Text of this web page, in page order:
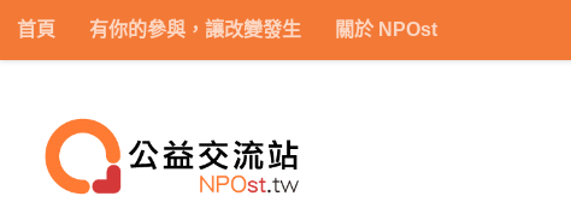
Skip to content
首頁 有你的參與，讓改變發生 關於 NPOst